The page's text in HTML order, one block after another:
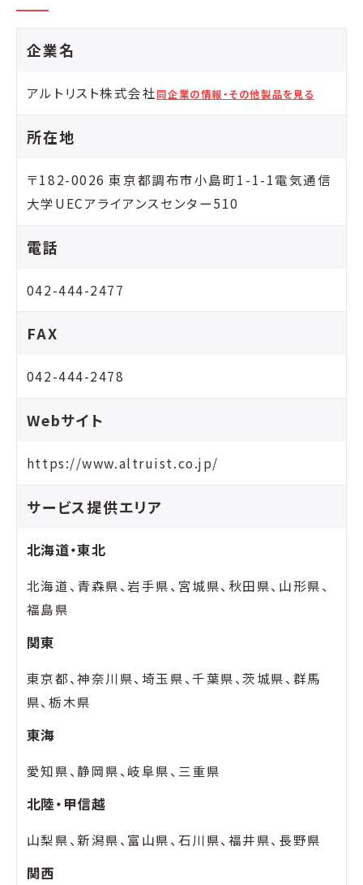
企業名
アルトリスト株式会社同企業の情報・その他製品を見る
所在地
〒182-0026 東京都調布市小島町1-1-1電気通信
大学UECアライアンスセンター510
電話
042-444-2477
FAX
042-444-2478
Webサイト
https://www.altruist.co.jp/
サービス提供エリア
北海道・東北
北海道、青森県、岩手県、宮城県、秋田県、山形県、
福島県
関東
東京都、神奈川県、埼玉県、千葉県、茨城県、群馬
県、栃木県
東海
愛知県、静岡県、岐阜県、三重県
北陸・甲信越
山梨県、新潟県、富山県、石川県、福井県、長野県
関西